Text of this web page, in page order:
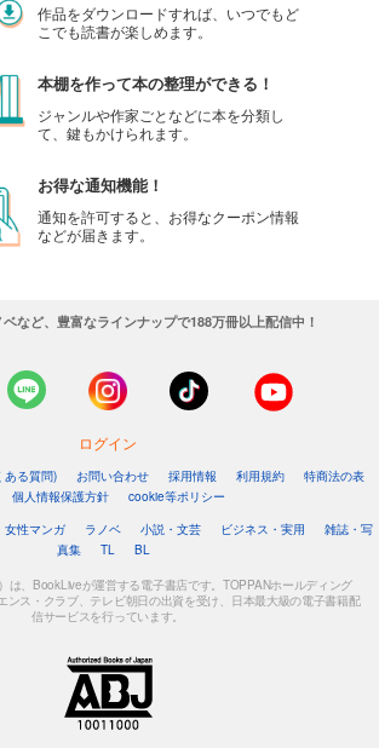
作品をダウンロードすれば、いつでもど
こでも読書が楽しめます。
本棚を作って本の整理ができる！
ジャンルや作家ごとなどに本を分類し
て、鍵もかけられます。
お得な通知機能！
通知を許可すると、お得なクーポン情報
などが届きます。
など、豊富なラインナップで188万冊以上配信中！
ログイン
ある質問) お問い合わせ 採用情報 利用規約
特商法の表
個人情報保護方針
cookie等ポリシー
女性マンガ ラノベ 小説・文芸 ビジネス・実用
雑誌・写
真集
TL BL
は、BookLiveが運営する電子書店です。TOPPANホールディング
ンス・クラブ、テレビ朝日の出資を受け、日本最大級の電子書籍配
信サービスを行っています。